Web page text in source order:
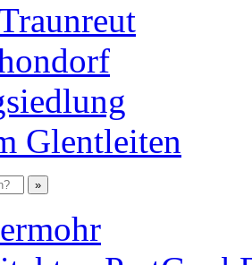
Glentleiten